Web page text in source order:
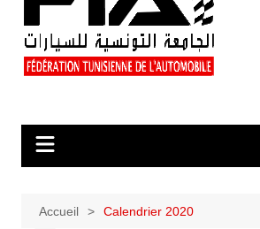
Accueil Calendrier 2020